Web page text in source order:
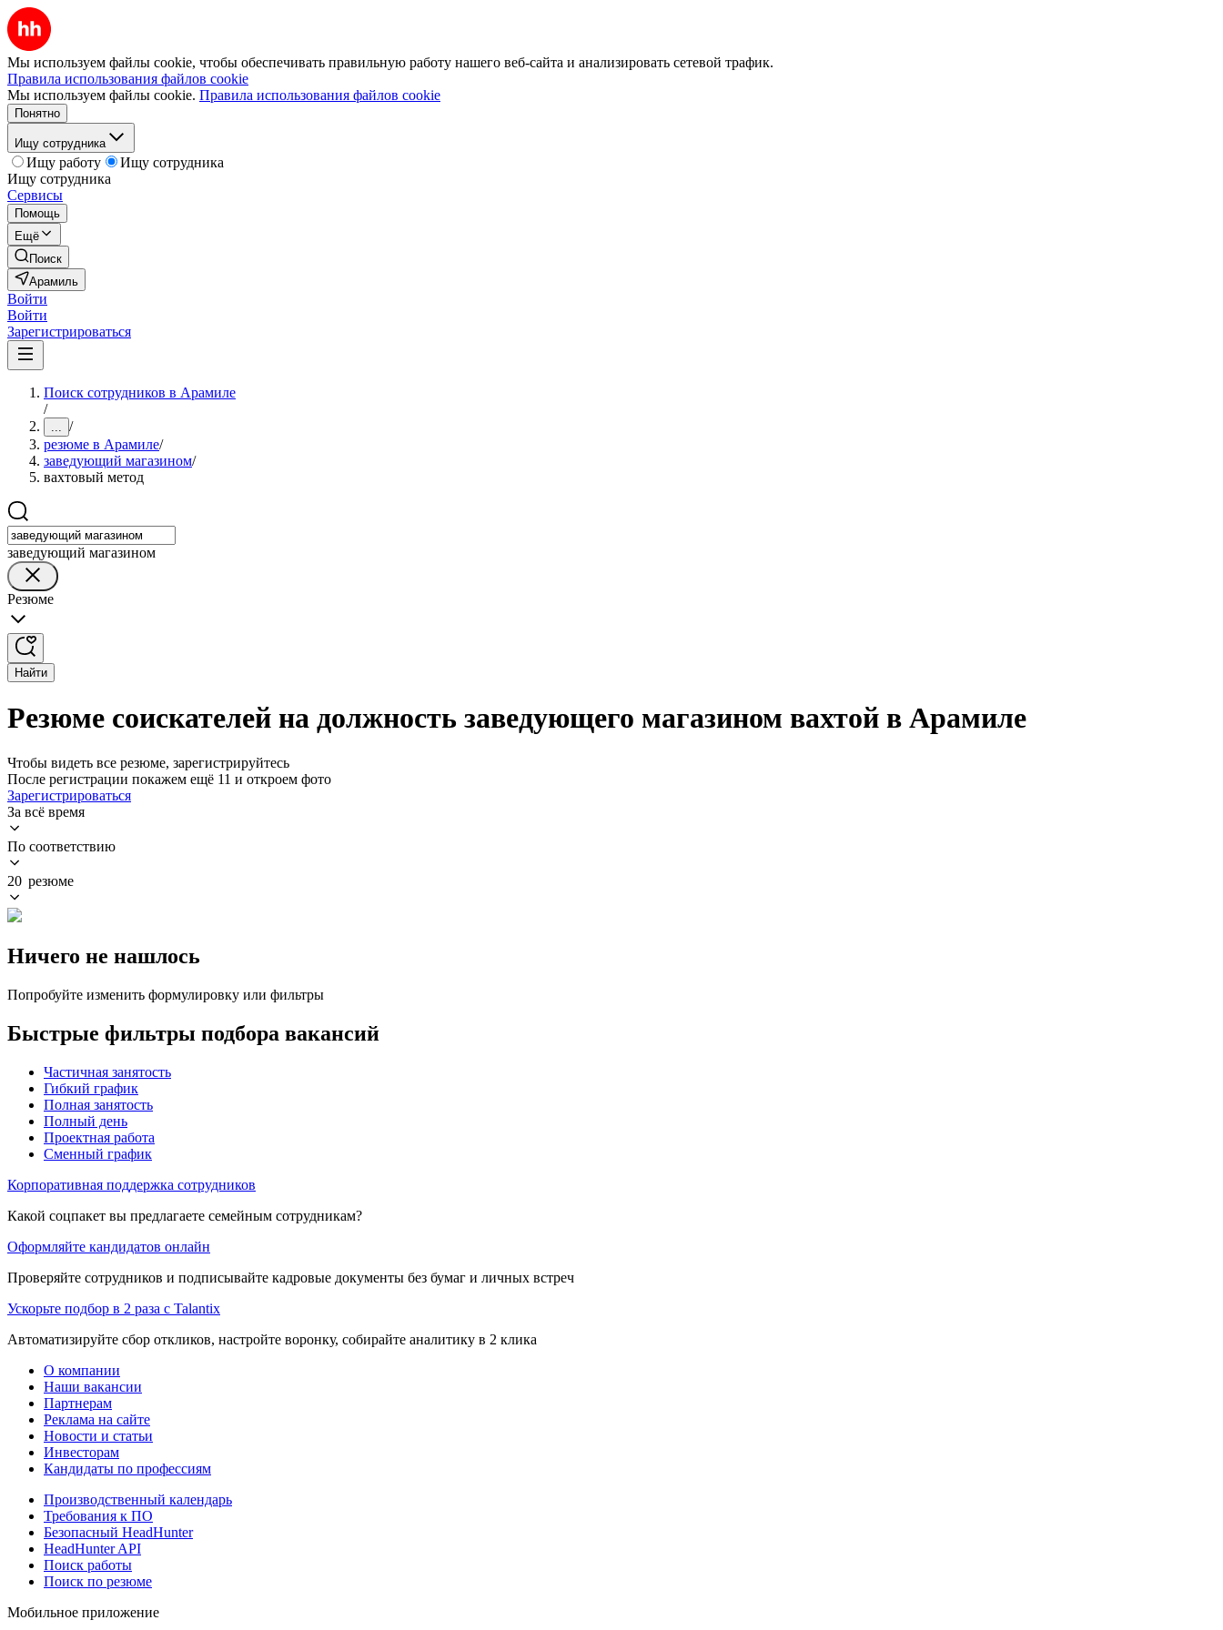
Мы используем файлы cookie, чтобы обеспечивать правильную работу нашего веб-сайта и анализировать сетевой трафик.
Правила использования файлов cookie
Мы используем файлы cookie. Правила использования файлов cookie
Понятно
Ищу сотрудника
Ищу работу
Ищу сотрудника
Ищу сотрудника
Сервисы
Помощь
Ещё
Поиск
Арамиль
Войти
Войти
Зарегистрироваться
Поиск сотрудников в Арамиле
/
... /
резюме в Арамиле/
заведующий магазином/
вахтовый метод
заведующий магазином
Резюме
Найти
Резюме соискателей на должность заведующего магазином вахтой в Арамиле
Чтобы видеть все резюме, зарегистрируйтесь
После регистрации покажем ещё 11 и откроем фото
Зарегистрироваться
За всё время
По соответствию
20 резюме
Ничего не нашлось
Попробуйте изменить формулировку или фильтры
Быстрые фильтры подбора вакансий
Частичная занятость
Гибкий график
Полная занятость
Полный день
Проектная работа
Сменный график
Корпоративная поддержка сотрудников
Какой соцпакет вы предлагаете семейным сотрудникам?
Оформляйте кандидатов онлайн
Проверяйте сотрудников и подписывайте кадровые документы без бумаг и личных встреч
Ускорьте подбор в 2 раза с Talantix
Автоматизируйте сбор откликов, настройте воронку, собирайте аналитику в 2 клика
О компании
Наши вакансии
Партнерам
Реклама на сайте
Новости и статьи
Инвесторам
Кандидаты по профессиям
Производственный календарь
Требования к ПО
Безопасный HeadHunter
HeadHunter API
Поиск работы
Поиск по резюме
Мобильное приложение